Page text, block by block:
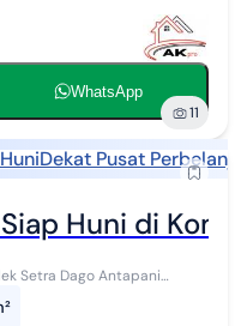
WhatsApp
11
Dekat Pusat
Huni di
Setra Dago Antapani
24 jam Data